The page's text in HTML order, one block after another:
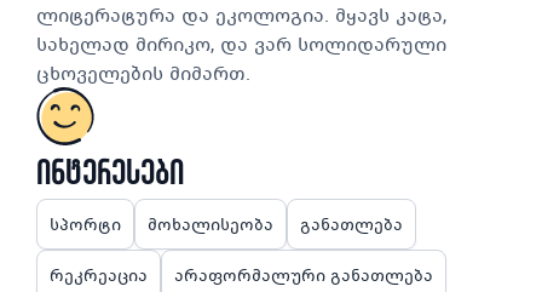
ლიტერატურა და ეკოლოგია. მყავს კატა,
სახელად მირიკო, და ვარ სოლიდარული
ცხოველების მიმართ.
ინტერესები
სპორტი მოხალისეობა განათლება
რეკრეაცია არაფორმალური განათლება